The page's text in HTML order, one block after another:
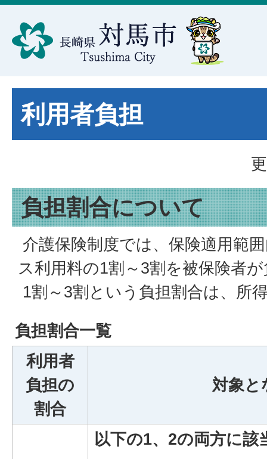
利用者負担
負担割合について
介護保険制度では、保険適用範
ス利用料の1割～3割を被保険者
1割～3割という負担割合は、所
負担割合一覧
利用者
負担の
割合
対象と
以下の1、2の両方に該